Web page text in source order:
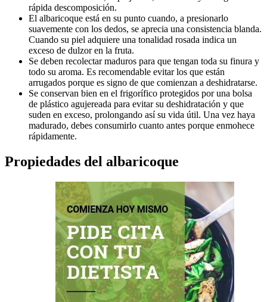
rápida descomposición.
El albaricoque está en su punto cuando, a presionarlo
suavemente con los dedos, se aprecia una consistencia blanda.
Cuando su piel adquiere una tonalidad rosada indica un
exceso de dulzor en la fruta.
Se deben recolectar maduros para que tengan toda su finura y
todo su aroma. Es recomendable evitar los que están
arrugados porque es signo de que comienzan a deshidratarse.
Se conservan bien en el frigorífico protegidos por una bolsa
de plástico agujereada para evitar su deshidratación y que
suden en exceso, prolongando así su vida útil. Una vez haya
madurado, debes consumirlo cuanto antes porque enmohece
rápidamente.
Propiedades del albaricoque